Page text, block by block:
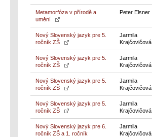
Metamorfóza v přírodě a
umění
Peter Elsner
Nový Slovenský jazyk pre 5.
ročník ZŠ
Jarmila
Krajčovičová
Nový Slovenský jazyk pre 5.
ročník ZŠ
Jarmila
Krajčovičová
Nový Slovenský jazyk pre 5.
ročník ZŠ
Jarmila
Krajčovičová
Nový Slovenský jazyk pre 5.
ročník ZŠ
Jarmila
Krajčovičová
Nový Slovenský jazyk pre 6.
ročník ZŠ a 1. ročník
Jarmila
Krajčovičová